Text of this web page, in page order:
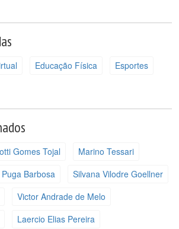
Educação Física
Esportes
Gomes Tojal
Marino Tessari
Barbosa
Silvana Vilodre Goellner
Victor Andrade de Melo
Laercio Elias Pereira